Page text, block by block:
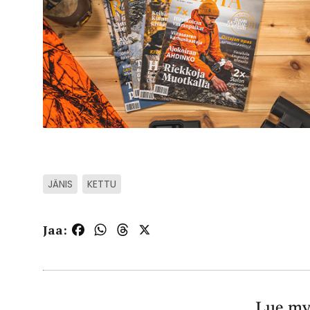
JÄNIS KETTU
Jaa: FacebookWhatsApp
Threads